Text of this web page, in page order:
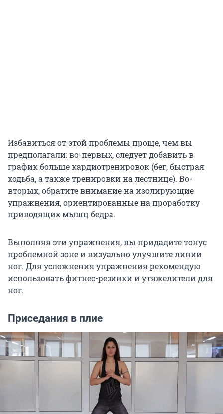
Избавиться от этой проблемы проще, чем вы
предполагали: во-первых, следует добавить в
график больше кардиотренировок (бег, быстрая
ходьба, а также тренировки на лестнице). Во-
вторых, обратите внимание на изолирующие
упражнения, ориентированные на проработку
приводящих мышц бедра.
Выполняя эти упражнения, вы придадите тонус
проблемной зоне и визуально улучшите линии
ног. Для усложнения упражнения рекомендую
использовать фитнес-резинки и утяжелители для
ног.
Приседания в плие